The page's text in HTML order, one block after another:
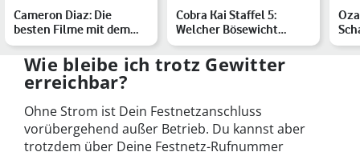
Cameron Diaz: Die
besten Filme mit dem
Back in Action-Star
Cobra Kai Staffel 5:
Welcher Bösewicht
erwartet uns in den
neuen …
Wie bleibe ich trotz Gewitter
erreichbar?
Ohne Strom ist Dein Festnetzanschluss
vorübergehend außer Betrieb. Du kannst aber
trotzdem über Deine Festnetz-Rufnummer